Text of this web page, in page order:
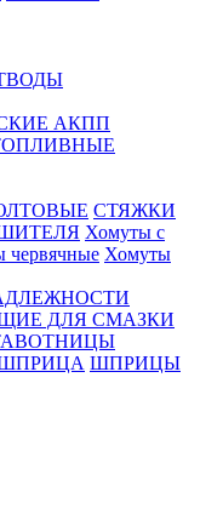
АКПП
СТЯЖКИ
Хомуты с
червячные Хомуты
ДЛЯ СМАЗКИ
ШПРИЦЫ